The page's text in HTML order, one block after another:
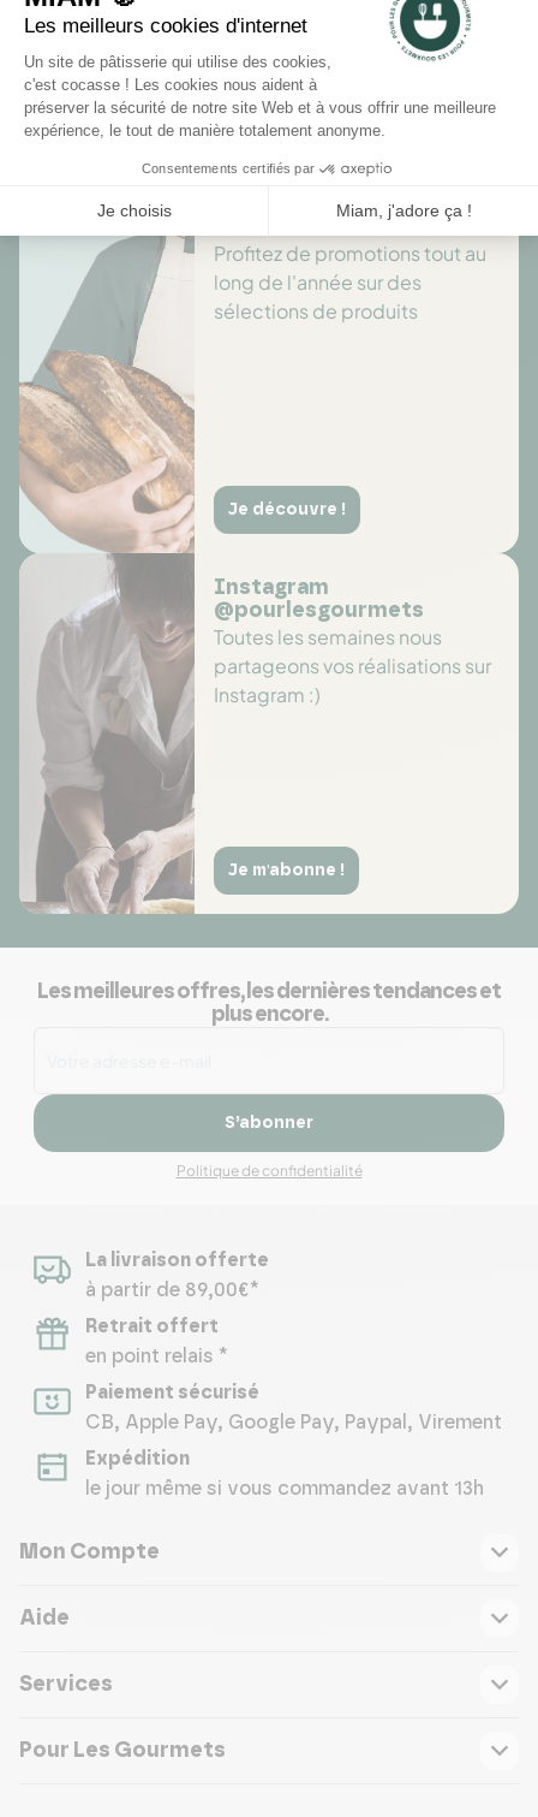
Il n'y a pas encore d'avis pour ce produit.
Des offres toute l’année
Profitez de promotions tout au
long de l'année sur des
sélections de produits
Je découvre !
Instagram
@pourlesgourmets
Toutes les semaines nous
partageons vos réalisations sur
Instagram :)
Je m'abonne !
Les meilleures offres, les dernières tendances et
plus encore.
S’abonner
Politique de confidentialité
La livraison offerte
à partir de 89,00€*
Retrait offert
en point relais *
Paiement sécurisé
CB, Apple Pay, Google Pay, Paypal, Virement
Expédition
le jour même si vous commandez avant 13h
Mon Compte
Aide
Services
Pour Les Gourmets